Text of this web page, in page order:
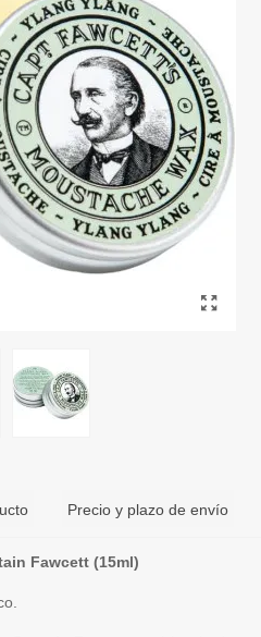
Precio y plazo de envío
Fawcett (15ml)